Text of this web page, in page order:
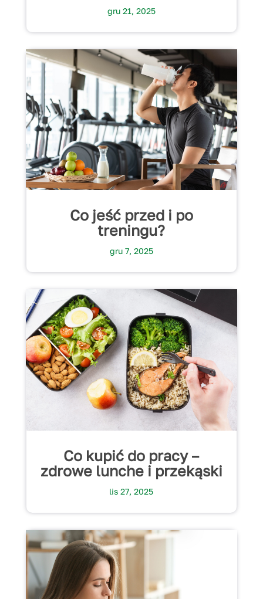
gru 21, 2025
Co jeść przed i po
treningu?
gru 7, 2025
Co kupić do pracy –
zdrowe lunche i przekąski
lis 27, 2025